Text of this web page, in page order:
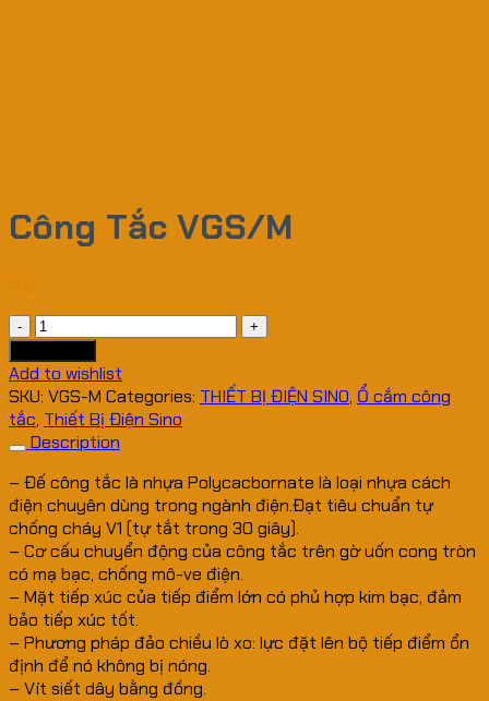
Công Tắc VGS/M
Công
Tắc
VGS/M
quantity
Add to wishlist
SKU: VGS-M Categories: THIẾT BỊ ĐIỆN SINO, Ổ cắm công
tắc, Thiết Bị Điện Sino
Description
– Đế công tắc là nhựa Polycacbornate là loại nhựa cách
điện chuyên dùng trong ngành điện.Đạt tiêu chuẩn tự
chống cháy V1 (tự tắt trong 30 giây).
– Cơ cấu chuyển động của công tắc trên gờ uốn cong tròn
có mạ bạc, chống mô-ve điện.
– Mặt tiếp xúc của tiếp điểm lớn có phủ hợp kim bạc, đảm
bảo tiếp xúc tốt.
– Phương pháp đảo chiều lò xo: lực đặt lên bộ tiếp điểm ổn
định để nó không bị nóng.
– Vít siết dây bằng đồng.